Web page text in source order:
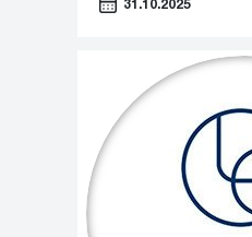
31.10.2025